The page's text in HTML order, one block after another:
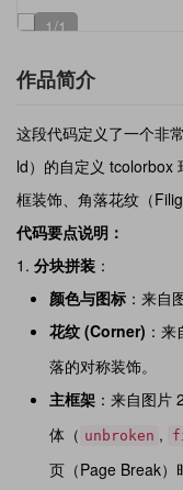
1/1
作品简介
这段代码定义了一个非
ld）的自定义 tcolorbox
框装饰、角落花纹（
代码要点说明：
分块拼装 ：
颜色与图标 ：来自
花纹 (Corner) ：
落的对称装饰。
主框架 ：来自图片
体（ unbroken ,
页（Page Break）